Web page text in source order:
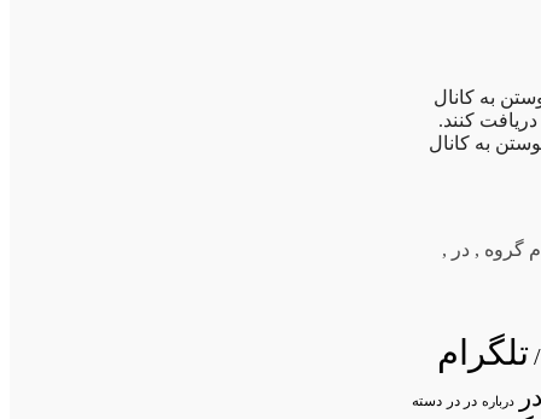
به کانال
کنند.
به کانال
گروه , در ,
تلگرام
درباره در در دسته